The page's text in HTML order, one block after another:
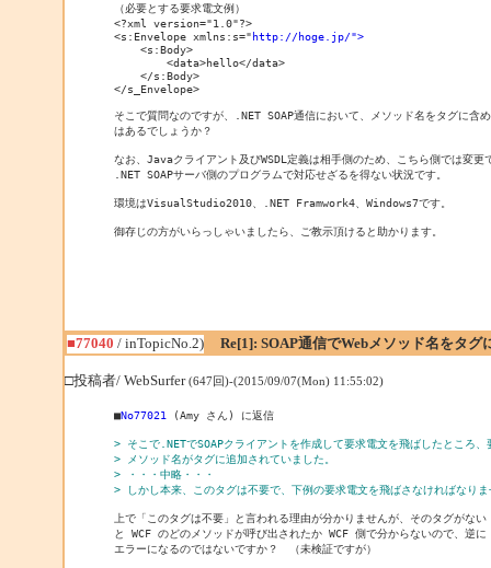
（必要とする要求電文例）
<?xml version="1.0"?>
<s:Envelope xmlns:s="http://hoge.jp/">
    <s:Body>
        <data>hello</data>
    </s:Body>
</s_Envelope>
そこで質問なのですが、.NET SOAP通信において、メソッド名をタグに含
はあるでしょうか？
なお、Javaクライアント及びWSDL定義は相手側のため、こちら側では変更
.NET SOAPサーバ側のプログラムで対応せざるを得ない状況です。
環境はVisualStudio2010、.NET Framwork4、Windows7です。
御存じの方がいらっしゃいましたら、ご教示頂けると助かります。
■77040 / inTopicNo.2) Re[1]: SOAP通信でWebメソッド名をタグ
□投稿者/ WebSurfer(647回)-(2015/09/07(Mon) 11:55:02)
■No77021 (Amy さん) に返信
> そこで.NETでSOAPクライアントを作成して要求電文を飛ばしたところ
> メソッド名がタグに追加されていました。
> ・・・中略・・・
> しかし本来、このタグは不要で、下例の要求電文を飛ばさなければなりま
上で「このタグは不要」と言われる理由が分かりませんが、そのタグがない
と WCF のどのメソッドが呼び出されたか WCF 側で分からないので、逆に
エラーになるのではないですか？　（未検証ですが）